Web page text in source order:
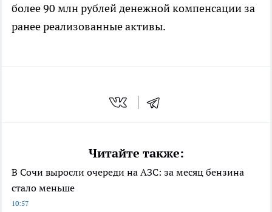
более 90 млн рублей денежной компенсации за
ранее реализованные активы.
Читайте также:
В Сочи выросли очереди на АЗС: за месяц бензина
стало меньше
10:57